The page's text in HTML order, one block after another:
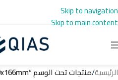
Skip to navigation
Skip to main content
الرئيسية/منتجات تحت الوسم “564x450x166mm”